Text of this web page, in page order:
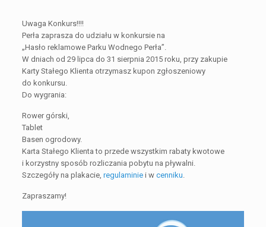
Uwaga Konkurs!!!!
Perła zaprasza do udziału w konkursie na
„Hasło reklamowe Parku Wodnego Perła”.
W dniach od 29 lipca do 31 sierpnia 2015 roku, przy zakupie
Karty Stałego Klienta otrzymasz kupon zgłoszeniowy
do konkursu.
Do wygrania:
Rower górski,
Tablet
Basen ogrodowy.
Karta Stałego Klienta to przede wszystkim rabaty kwotowe
i korzystny sposób rozliczania pobytu na pływalni.
Szczegóły na plakacie,regulaminie i wcenniku.
Zapraszamy!